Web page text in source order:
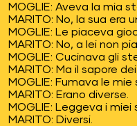
MOGLIE: Aveva la mia
MARITO: No, la sua era
MOGLIE: Le piaceva
MARITO: No, a lei non
MOGLIE: Cucinava gli
MARITO: Ma il sapore
MOGLIE: Fumava le
MARITO: Erano diverse.
MOGLIE: Leggeva i miei
MARITO: Diversi.